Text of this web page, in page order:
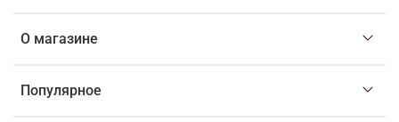
О магазине
Популярное